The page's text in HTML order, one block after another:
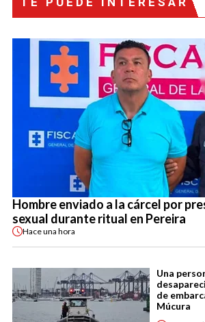
Hombre enviado a la cárcel por
sexual durante ritual en Pereira
Haceuna hora
Una
de
Múcura